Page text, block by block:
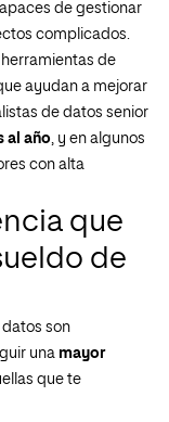
de gestionar
complicados.
de
ayudan a mejorar
de datos senior
al año, y en algunos
con alta
que
de
datos son
una mayor
que te